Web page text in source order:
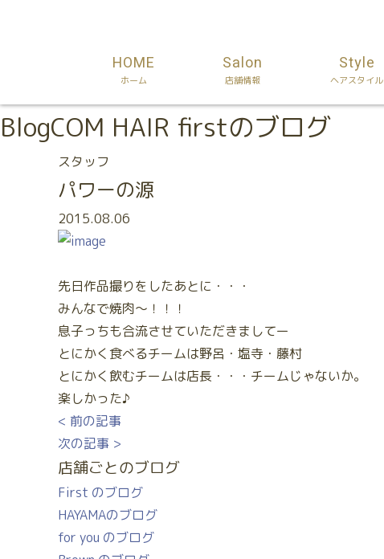
HOME
ホーム
Salon
店舗情報
Style
ヘアスタイル
BlogCOM HAIR firstのブログ
スタッフ
パワーの源
2015.08.06
先日作品撮りをしたあとに・・・
みんなで焼肉～！！！
息子っちも合流させていただきましてー
とにかく食べるチームは野呂・塩寺・藤村
とにかく飲むチームは店長・・・チームじゃないか。
楽しかった♪
< 前の記事
次の記事 >
店舗ごとのブログ
First のブログ
HAYAMAのブログ
for you のブログ